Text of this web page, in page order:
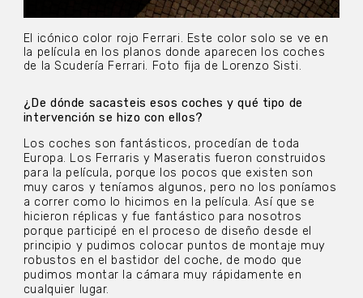
El icónico color rojo Ferrari. Este color solo se ve en
la película en los planos donde aparecen los coches
de la Scudería Ferrari. Foto fija de Lorenzo Sisti.
¿De dónde sacasteis esos coches y qué tipo de
intervención se hizo con ellos?
Los coches son fantásticos, procedían de toda
Europa. Los Ferraris y Maseratis fueron construidos
para la película, porque los pocos que existen son
muy caros y teníamos algunos, pero no los poníamos
a correr como lo hicimos en la película. Así que se
hicieron réplicas y fue fantástico para nosotros
porque participé en el proceso de diseño desde el
principio y pudimos colocar puntos de montaje muy
robustos en el bastidor del coche, de modo que
pudimos montar la cámara muy rápidamente en
cualquier lugar.